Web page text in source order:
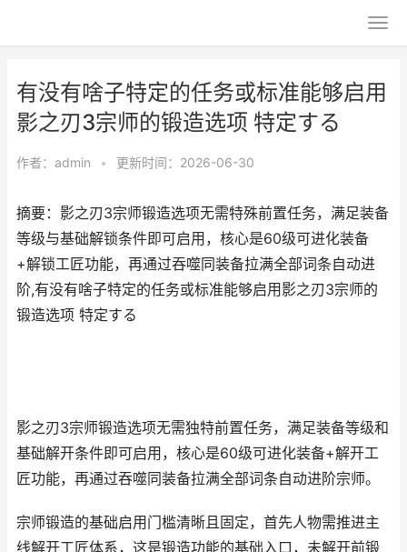
有没有啥子特定的任务或标准能够启用
影之刃3宗师的锻造选项 特定する
作者： admin • 更新时间：2026-06-30
摘要：影之刃3宗师锻造选项无需特殊前置任务，满足装备
等级与基础解锁条件即可启用，核心是60级可进化装备
+解锁工匠功能，再通过吞噬同装备拉满全部词条自动进
阶,有没有啥子特定的任务或标准能够启用影之刃3宗师的
锻造选项 特定する
影之刃3宗师锻造选项无需独特前置任务，满足装备等级和
基础解开条件即可启用，核心是60级可进化装备+解开工
匠功能，再通过吞噬同装备拉满全部词条自动进阶宗师。
宗师锻造的基础启用门槛清晰且固定，首先人物需推进主
线解开工匠体系，这是锻造功能的基础入口，未解开前锻